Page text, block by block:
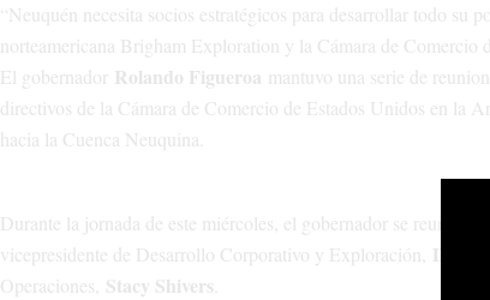
“Neuquén necesita socios estratégicos para desarrollar todo su
norteamericana Brigham Exploration y la Cámara de Comercio
El gobernador Rolando Figueroa mantuvo una serie de
directivos de la Cámara de Comercio de Estados Unidos en la
hacia la Cuenca Neuquina.
Durante la jornada de este miércoles, el gobernador se reunió
vicepresidente de Desarrollo Corporativo y Exploración, Dav
Operaciones, Stacy Shivers